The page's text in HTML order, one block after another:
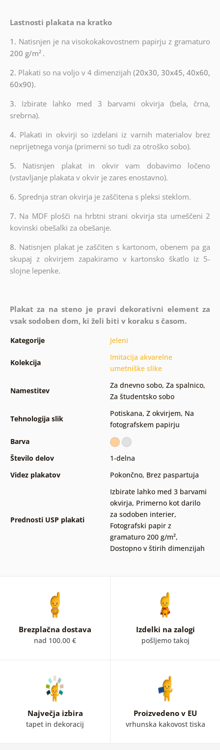
Lastnosti plakata na kratko
1. Natisnjen je na visokokakovostnem papirju z gramaturo
200 g/m² .
2. Plakati so na voljo v 4 dimenzijah(20x30, 30x45, 40x60,
60x90).
3. Izbirate lahko med 3 barvami okvirja (bela, črna,
srebrna).
4. Plakati in okvirji so izdelani iz varnih materialov brez
neprijetnega vonja (primerni so tudi za otroško sobo).
5. Natisnjen plakat in okvir vam dobavimo ločeno
(vstavljanje plakata v okvir je zares enostavno).
6. Sprednja stran okvirja je zaščitena s pleksi steklom.
7. Na MDF plošči na hrbtni strani okvirja sta umeščeni 2
kovinski obešalki za obešanje.
8. Natisnjen plakat je zaščiten s kartonom, obenem pa ga
skupaj z okvirjem zapakiramo v kartonsko škatlo iz 5-
slojne lepenke.
Plakat za na steno je pravi dekorativni element za
vsak sodoben dom, ki želi biti v koraku s časom.
Kategorije Jeleni
Kolekcija
Imitacija akvarelne
umetniške slike
Namestitev
Za dnevno sobo, Za spalnico,
Za študentsko sobo
Tehnologija slik
Potiskana, Z okvirjem, Na
fotografskem papirju
Barva
Število delov
1-delna
Videz plakatov
Pokončno, Brez paspartuja
Prednosti USP plakati
Izbirate lahko med 3 barvami
okvirja, Primerno kot darilo
za sodoben interier,
Fotografski papir z
gramaturo 200 g/m²,
Dostopno v štirih dimenzijah
Brezplačna dostava
nad 100.00 €
Izdelki na zalogi
pošljemo takoj
Največja izbira
tapet in dekoracij
Proizvedeno v EU
vrhunska kakovost tiska